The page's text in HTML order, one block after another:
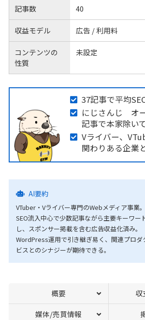
記事数 40
収益モデル 広告 / 利用料
コンテンツの
性質
未設定
37記事で平均
にじさんじ オ
記事で本家除い
Vライバー、
関わりある企業
AI要約
VTuber・Vライバー専門のWebメディア事業。
SEO流入中心で少数記事ながら主要キーワー
し、スポンサー掲載を含む広告収益化済み。
WordPress運用で引き継ぎ易く、関連プロダ
ビスとのシナジーが期待できる。
概要 収
媒体/売買情報